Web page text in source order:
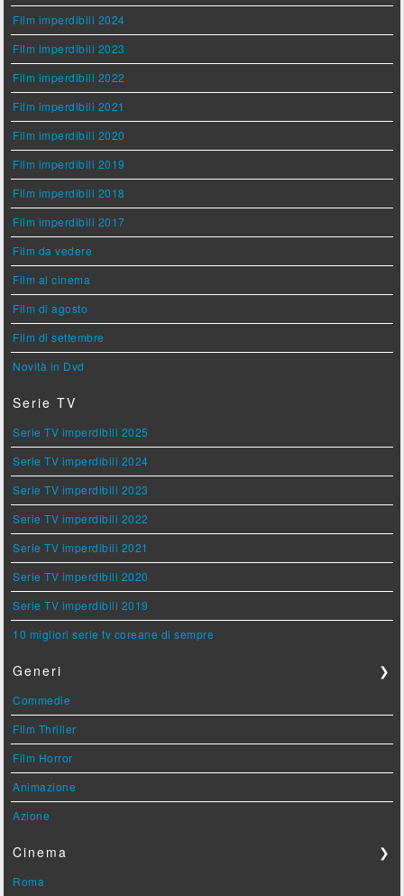
Film imperdibili 2024
Film imperdibili 2023
Film imperdibili 2022
Film imperdibili 2021
Film imperdibili 2020
Film imperdibili 2019
Film imperdibili 2018
Film imperdibili 2017
Film da vedere
Film al cinema
Film di agosto
Film di settembre
Novità in Dvd
Serie TV
Serie TV imperdibili 2025
Serie TV imperdibili 2024
Serie TV imperdibili 2023
Serie TV imperdibili 2022
Serie TV imperdibili 2021
Serie TV imperdibili 2020
Serie TV imperdibili 2019
10 migliori serie tv coreane di sempre
Generi ❯
Commedie
Film Thriller
Film Horror
Animazione
Azione
Cinema ❯
Roma